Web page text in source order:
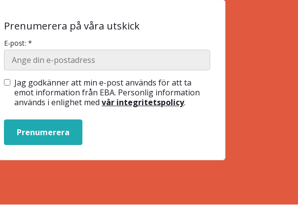
Prenumerera på våra utskick
E-post: *
Jag godkänner att min e-post används för att ta
emot information från EBA. Personlig information
används i enlighet med vår integritetspolicy.
Prenumerera